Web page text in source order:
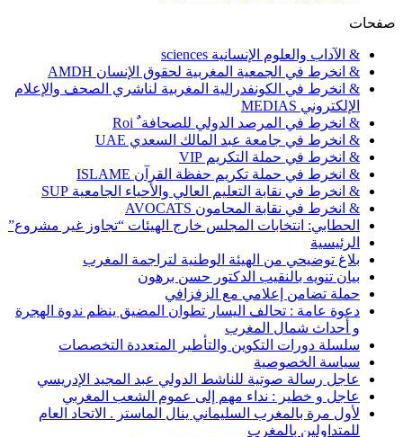
صفحات
& الآداب والعلوم الإنسانية sciences
& انخرط في الجمعية المغربية لحقوق الإنسان AMDH
& انخرط في الكونفدرالية المغربية لناشري الصحف والإعلام
الإلكتروني MEDIAS
& انخرط في المرصد الدولي للصحافة ٌ Roi
& انخرط في جامعة عبد المالك السعدي UAE
& انخرط في حملة التكريم VIP
& انخرط في حملة تكريم حفظة القرآن ISLAME
& انخرط في نقابة التعليم العالي والأحياء الجامعية SUP
& انخرط في نقابة المحامون AVOCATS
الحطابي: انتخابات المجلس خارج الهيئات “تجاوز غير مشروع”
الرئيسية
بلاغ توضيحي من الهيئة الوطنية لتراجمة المغرب
بيان تنويه بالنقيب الدكتور حسن برهون
حملة تضامن إعلامي مع الزفزافي
دعوة عامة : تحالف اليسار تطوان المضيق ينظم ندوة الهجرة
و أحداث شمال المغرب
سلسلة دورات التكوين والتأطير المتعددة التخصصات
سياسة الخصوصية
عاجل رسالة صوتية للناشط الدولي عبد المجيد الإدريسي
عاجل و خطير : نداء مهم إلى عموم الشعب المغربي
لأول مرة بالمغرب السليماني ينال الماستر . الاتحاد العام
للمتداولين بالمغرب